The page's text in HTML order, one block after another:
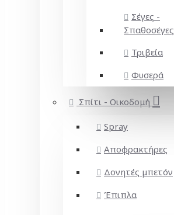
Σέγες -
Σπαθοσέγες
Τριβεία
Φυσερά
Σπίτι - Οικοδομή
Spray
Αποφρακτήρες
Δονητές μπετόν
Έπιπλα